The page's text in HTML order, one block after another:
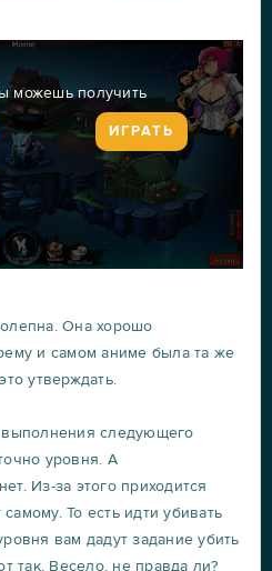
можешь получить
ИГРАТЬ
Она хорошо
и самом аниме была та же
утверждать.
следующего
уровня. А
Из-за этого приходится
То есть идти убивать
вам дадут задание убить
так. Весело, не правда ли?